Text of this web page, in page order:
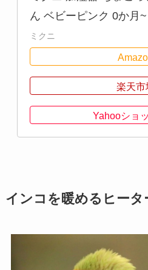
ん ベビーピンク 0か月
ミクニ
楽天市
Yahooショ
インコを暖めるヒータ